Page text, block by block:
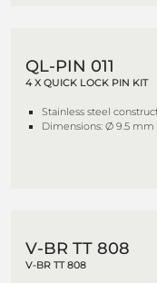
QL-PIN 011
4 X QUICK LOCK PIN KIT
Stainless steel
Dimensions: Ø 9.5 mm
V-BR TT 808
V-BR TT 808